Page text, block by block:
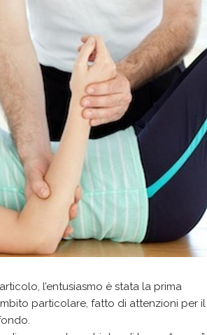
l’entusiasmo è stata la prima
particolare, fatto di attenzioni per il